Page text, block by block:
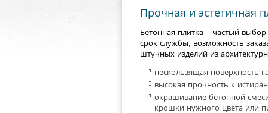
Прочная и эстетичная
Бетонная плитка – частый
срок службы, возможность
штучных изделий из
нескользящая поверхность
высокая прочность к
окрашивание бетонной
крошки нужного цвета или